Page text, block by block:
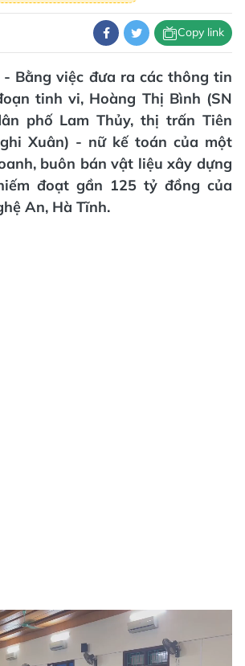
Copy link
- Bằng việc đưa ra các thông tin
tinh vi, Hoàng Thị Bình (SN
phố Lam Thủy, thị trấn Tiên
Xuân) - nữ kế toán của một
buôn bán vật liệu xây dựng
đoạt gần 125 tỷ đồng của
An, Hà Tĩnh.